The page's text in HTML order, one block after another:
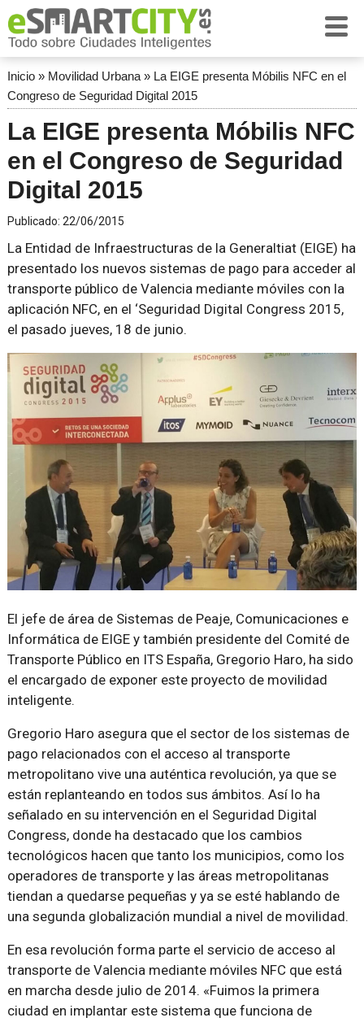
Inicio» Movilidad Urbana» La EIGE presenta Móbilis NFC en el
Congreso de Seguridad Digital 2015
La EIGE presenta Móbilis NFC
en el Congreso de Seguridad
Digital 2015
Publicado: 22/06/2015
La Entidad de Infraestructuras de la Generaltiat (EIGE) ha
presentado los nuevos sistemas de pago para acceder al
transporte público de Valencia mediante móviles con la
aplicación NFC, en el ‘Seguridad Digital Congress 2015,
el pasado jueves, 18 de junio.
El jefe de área de Sistemas de Peaje, Comunicaciones e
Informática de EIGE y también presidente del Comité de
Transporte Público en ITS España, Gregorio Haro, ha sido
el encargado de exponer este proyecto de movilidad
inteligente.
Gregorio Haro asegura que el sector de los sistemas de
pago relacionados con el acceso al transporte
metropolitano vive una auténtica revolución, ya que se
están replanteando en todos sus ámbitos. Así lo ha
señalado en su intervención en el Seguridad Digital
Congress, donde ha destacado que los cambios
tecnológicos hacen que tanto los municipios, como los
operadores de transporte y las áreas metropolitanas
tiendan a quedarse pequeñas y ya se esté hablando de
una segunda globalización mundial a nivel de movilidad.
En esa revolución forma parte el servicio de acceso al
transporte de Valencia mediante móviles NFC que está
en marcha desde julio de 2014. «Fuimos la primera
ciudad en implantar este sistema que funciona de